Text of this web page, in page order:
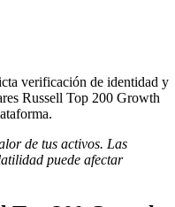
verificación de identidad y
Russell Top 200 Growth
de tus activos. Las
puede afectar